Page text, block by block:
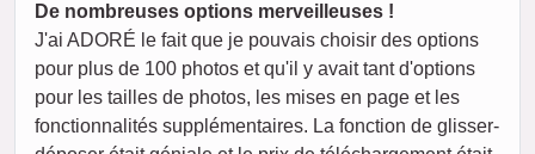
De nombreuses options merveilleuses !
J'ai ADORÉ le fait que je pouvais choisir des options
pour plus de 100 photos et qu'il y avait tant d'options
pour les tailles de photos, les mises en page et les
fonctionnalités supplémentaires. La fonction de glisser-